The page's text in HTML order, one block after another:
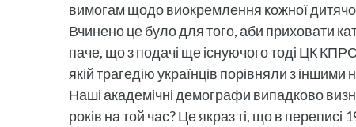
вимогам щодо виокремлення кожної
Вчинено це було для того, аби приховати
паче, що з подачі ще існуючого тоді ЦК
якій трагедію українців порівняли з
Наші академічні демографи випадково
років на той час? Це якраз ті, що в